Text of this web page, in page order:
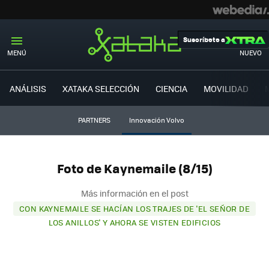
MENÚ NUEVO
Suscríbete a
ANÁLISIS XATAKA SELECCIÓN CIENCIA MOVILIDAD
PARTNERS Innovación Volvo
Foto de Kaynemaile (8/15)
Más información en el post
CON KAYNEMAILE SE HACÍAN LOS TRAJES DE 'EL SEÑOR DE
LOS ANILLOS' Y AHORA SE VISTEN EDIFICIOS